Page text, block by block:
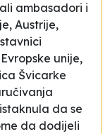
ambasadori i
Austrije,
unije,
Švicarke
da se
da dodijeli